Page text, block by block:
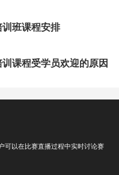
班课程安排
课程受学员欢迎的原因
可以在比赛直播过程中实时讨论赛